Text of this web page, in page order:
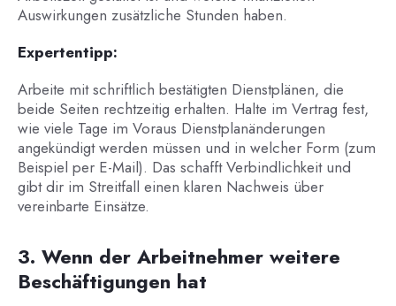
Auswirkungen zusätzliche Stunden haben.
Expertentipp:
Arbeite mit schriftlich bestätigten Dienstplänen, die
beide Seiten rechtzeitig erhalten. Halte im Vertrag fest,
wie viele Tage im Voraus Dienstplanänderungen
angekündigt werden müssen und in welcher Form (zum
Beispiel per E-Mail). Das schafft Verbindlichkeit und
gibt dir im Streitfall einen klaren Nachweis über
vereinbarte Einsätze.
3. Wenn der Arbeitnehmer weitere
Beschäftigungen hat